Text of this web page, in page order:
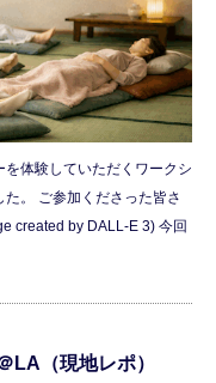
体験していただくワークシ
。 ご参加くださった皆さ
created by DALL-E 3) 今回
（現地レポ）